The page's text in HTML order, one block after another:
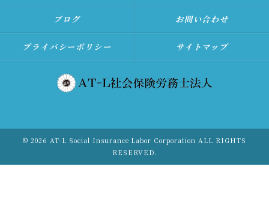
ブログ お問い合わせ
プライバシーポリシー サイトマップ
© 2026 AT-L Social Insurance Labor Corporation ALL RIGHTS
RESERVED.